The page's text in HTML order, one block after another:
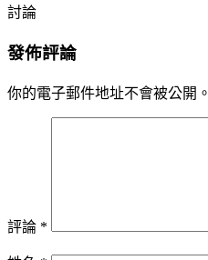
討論
發佈評論
你的電子郵件地址不會被公開。
評論 *